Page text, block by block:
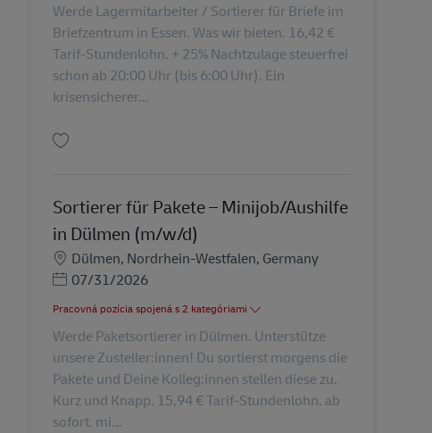
Werde Lagermitarbeiter / Sortierer für Briefe im
Briefzentrum in Essen. Was wir bieten. 16,42 €
Tarif-Stundenlohn. + 25% Nachtzulage steuerfrei
schon ab 20:00 Uhr (bis 6:00 Uhr). Ein
krisensicherer...
Sortierer für Pakete – Minijob/Aushilfe
in Dülmen (m/w/d)
Miesto
Dülmen, Nordrhein-Westfalen, Germany
Posted Date
07/31/2026
Pracovná pozícia spojená s 2 kategóriami
Werde Paketsortierer in Dülmen. Unterstütze
unsere Zusteller:innen! Du sortierst morgens die
Pakete und Deine Kolleg:innen stellen diese zu.
Kurz und Knapp. 15,94 € Tarif-Stundenlohn. ab
sofort. mi...